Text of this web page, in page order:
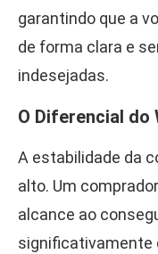
garantindo que a
de forma clara e
indesejadas.
O Diferencial do
A estabilidade da
alto. Um
alcance ao
significativamente